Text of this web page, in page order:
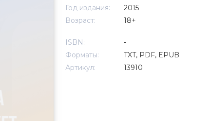
Год издания:
2015
Возраст:
18+
ISBN:
-
Форматы:
TXT, PDF, EPUB
Артикул:
13910